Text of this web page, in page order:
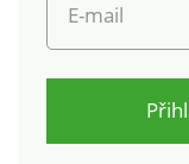
E-mail